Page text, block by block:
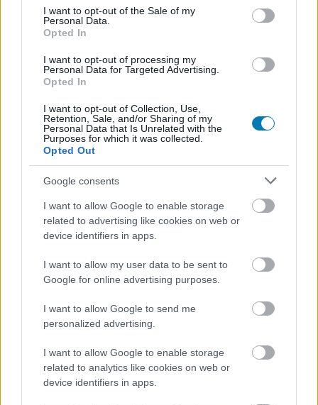
consent section.
I want to opt-out of the Sale of my
Personal Data.
Opted In
I want to opt-out of processing my
Personal Data for Targeted Advertising.
Opted In
I want to opt-out of Collection, Use,
Retention, Sale, and/or Sharing of my
Personal Data that Is Unrelated with the
Purposes for which it was collected.
Opted Out
Google consents
I want to allow Google to enable storage
related to advertising like cookies on web or
device identifiers in apps.
I want to allow my user data to be sent to
Google for online advertising purposes.
I want to allow Google to send me
personalized advertising.
I want to allow Google to enable storage
related to analytics like cookies on web or
device identifiers in apps.
Méretes ajándékot kapnak a Gran Turismo 7
játékosai, és ez még nem minden
| 2022.03.25 15:01
Nem volt hiába a Gran Turismo 7 közösségének
felháborodása, fontos változásokat lengetett be a
Polyphony Digital.
A Gran Turismo 7 egyik játékosa megoldotta a
pénzfarmolást